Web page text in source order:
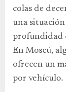
colas de
una
profundidad
En Moscú,
ofrecen un
por vehículo.